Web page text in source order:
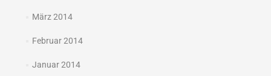
März 2014
Februar 2014
Januar 2014